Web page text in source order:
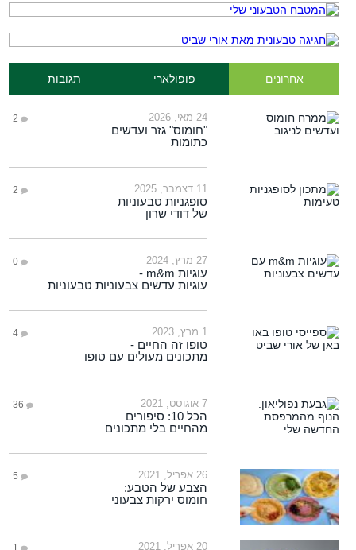
אחרונים פופולארי תגובות
24 מאי, 2026 2
"חומוס" גזר ועדשים
כתומות
11 דצמבר, 2025 2
סופגניות טבעוניות
של דודי שרון
27 מרץ, 2024 0
עוגיות m&m -
עוגיות עדשים צבעוניות טבעוניות
1 מרץ, 2023 4
טופו זה החיים -
מתכונים מעולים עם טופו
7 אוגוסט, 2021 36
הכל 10: סיפורים
מהחיים בלי מתכונים
26 אפריל, 2021 5
הצבע של הטבע:
חומוס ירקות צבעוני
20 אפריל, 2021 1